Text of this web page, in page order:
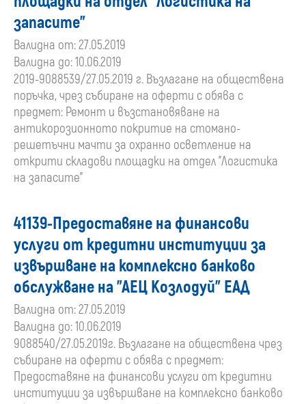
запасите"
Валидна от: 27.05.2019
Валидна до: 10.06.2019
2019-9088539/27.05.2019 г. Възлагане на обществена
поръчка, чрез събиране на оферти с обява с
предмет: Ремонт и възстановяване на
антикорозионното покритие на стомано-
решетъчни мачти за охранно осветление на
открити складови площадки на отдел "Логистика
на запасите"
41139-Предоставяне на финансови
услуги от кредитни институции за
извършване на комплексно банково
обслужване на "АЕЦ Козлодуй" ЕАД
Валидна от: 27.05.2019
Валидна до: 10.06.2019
9088540/27.05.2019г. Възлагане на обществена чрез
събиране на оферти с обява с предмет:
Предоставяне на финансови услуги от кредитни
институции за извършване на комплексно банково